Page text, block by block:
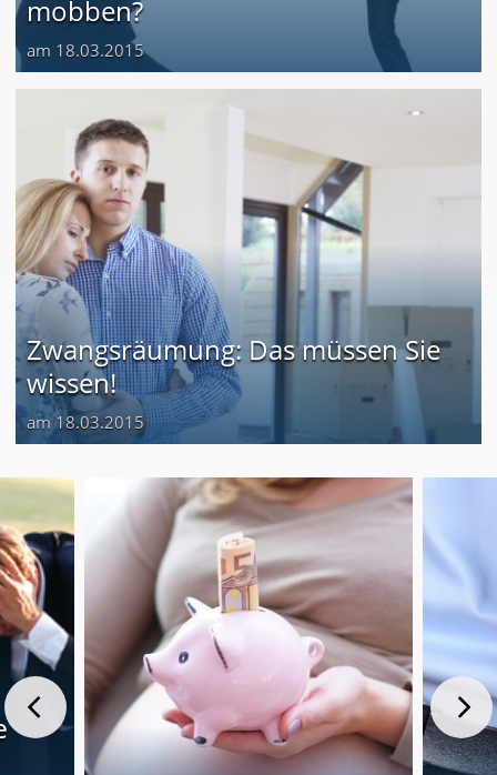
mobben?
am 18.03.2015
Zwangsräumung: Das müssen Sie
wissen!
am 18.03.2015